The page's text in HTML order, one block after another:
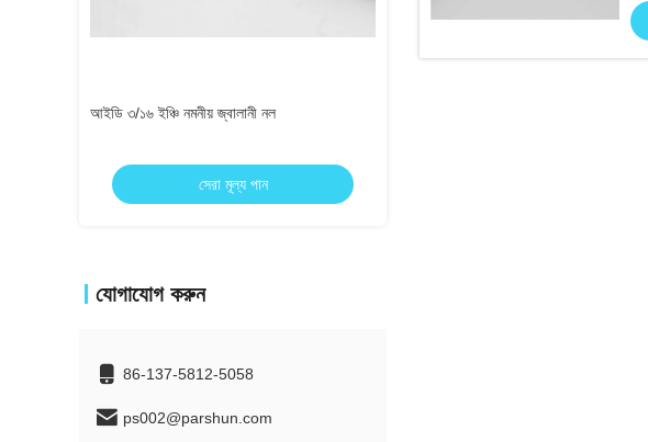
আইডি 3/4 ইঞ্চি ব্লু নমনীয় জ্বালানীর সরবরাহকারী গ্যাস
সেরা মূল্য পান
যোগাযোগ করুন
86-137-5812-5058
ps002@parshun.com